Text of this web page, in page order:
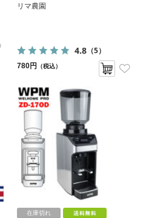
リマ農園
4.8（5）
780円 （税込）
在庫切れ